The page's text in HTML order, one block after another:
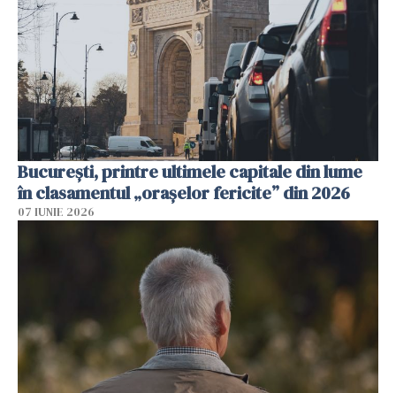
București, printre ultimele capitale din lume
în clasamentul „orașelor fericite” din 2026
07 IUNIE 2026